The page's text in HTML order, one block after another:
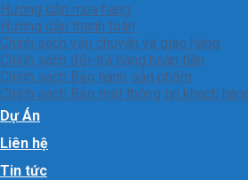
Hướng dẫn mua hàng
Hướng dẫn thanh toán
Chính sách vận chuyển và giao hàng
Chính sách đổi-trả hàng hoàn tiền
Chính sách Bảo hành sản phẩm
Chính sách Bảo mật thông tin khách
Dự Án
Liên hệ
Tin tức